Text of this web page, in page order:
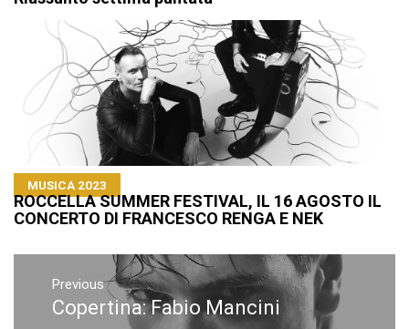
MUSICA 2023
ROCCELLA SUMMER FESTIVAL, IL 16 AGOSTO IL
CONCERTO DI FRANCESCO RENGA E NEK
Navigazione
articoli
Previous
Previous
Copertina: Fabio Mancini